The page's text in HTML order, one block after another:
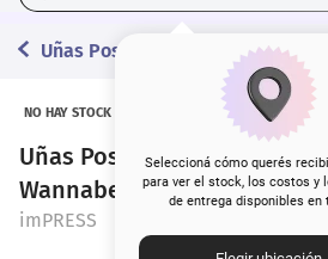
Seleccioná cómo querés
para ver el stock, los costos y
de entrega disponibles en
Uñas Postizas
NO HAY STOCK
Uñas Postizas Press on
Wannabe Star
imPRESS
3. loreal
5 corrector
6